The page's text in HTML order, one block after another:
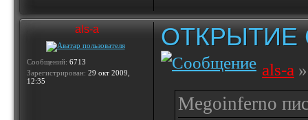
als-a
Сообщений: 6713
Зарегистрирован: 29 окт 2009,
12:35
ОТКРЫТИЕ
als-a
Megoinferno